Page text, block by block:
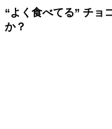
“よく食べてる” チョ
か？